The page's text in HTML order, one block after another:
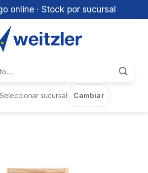
online · Stock por sucursal
Seleccionar sucursal Cambiar